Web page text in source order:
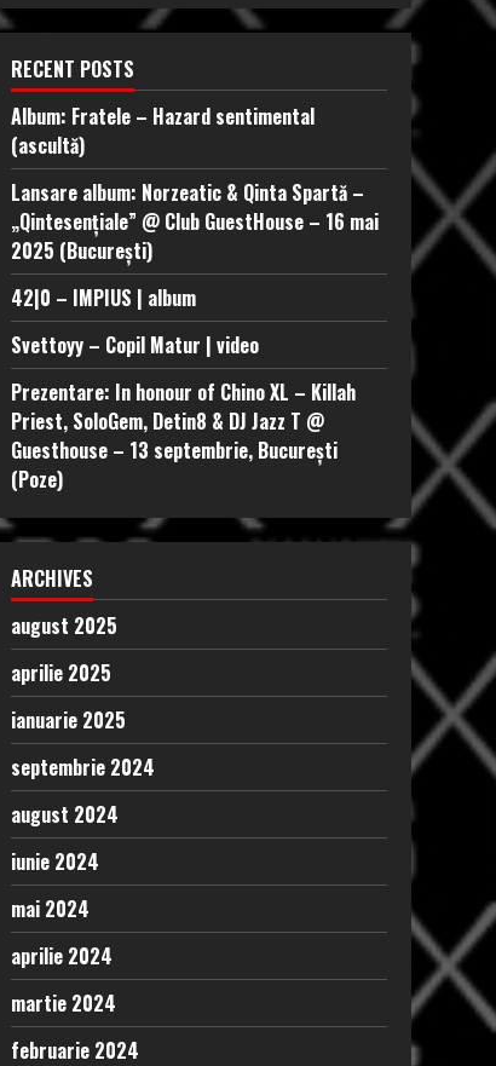
RECENT POSTS
Album: Fratele – Hazard sentimental
(ascultă)
Lansare album: Norzeatic & Qinta Spartă –
„Qintesențiale” @ Club GuestHouse – 16 mai
2025 (București)
42|0 – IMPIUS | album
Svettoyy – Copil Matur | video
Prezentare: In honour of Chino XL – Killah
Priest, SoloGem, Detin8 & DJ Jazz T @
Guesthouse – 13 septembrie, București
(Poze)
ARCHIVES
august 2025
aprilie 2025
ianuarie 2025
septembrie 2024
august 2024
iunie 2024
mai 2024
aprilie 2024
martie 2024
februarie 2024